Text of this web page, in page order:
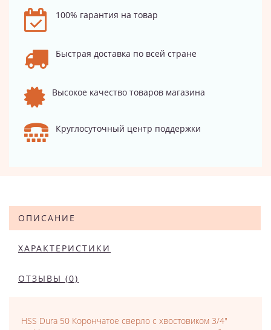
100% гарантия на товар
Быстрая доставка по всей стране
Высокое качество товаров магазина
Круглосуточный центр поддержки
ОПИСАНИЕ
ХАРАКТЕРИСТИКИ
ОТЗЫВЫ (0)
HSS Dura 50 Корончатое сверло с хвостовиком 3/4"